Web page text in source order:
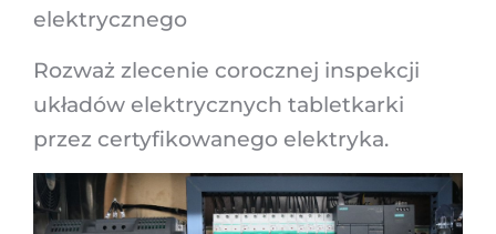
elektrycznego
Rozważ zlecenie corocznej inspekcji
układów elektrycznych tabletkarki
przez certyfikowanego elektryka.